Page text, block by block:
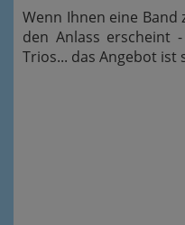
Wenn Ihnen eine
den Anlass erscheint
Trios... das Angebot ist